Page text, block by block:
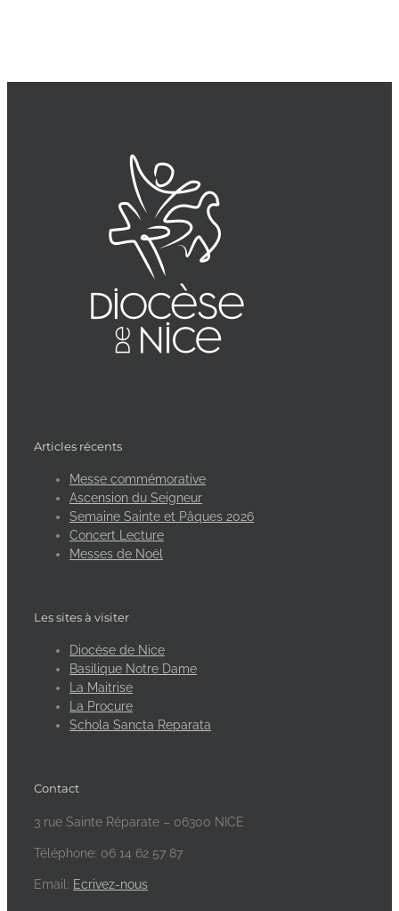
Articles récents
Messe commémorative
Ascension du Seigneur
Semaine Sainte et Pâques 2026
Concert Lecture
Messes de Noël
Les sites à visiter
Diocèse de Nice
Basilique Notre Dame
La Maitrise
La Procure
Schola Sancta Reparata
Contact
3 rue Sainte Réparate – 06300 NICE
Téléphone: 06 14 62 57 87
Email: Ecrivez-nous